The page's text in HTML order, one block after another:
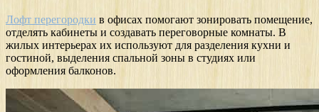
Лофт перегородки в офисах помогают зонировать помещение,
отделять кабинеты и создавать переговорные комнаты. В
жилых интерьерах их используют для разделения кухни и
гостиной, выделения спальной зоны в студиях или
оформления балконов.